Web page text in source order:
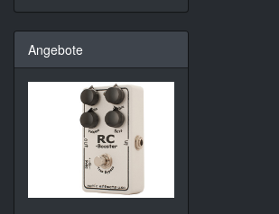
Angebote